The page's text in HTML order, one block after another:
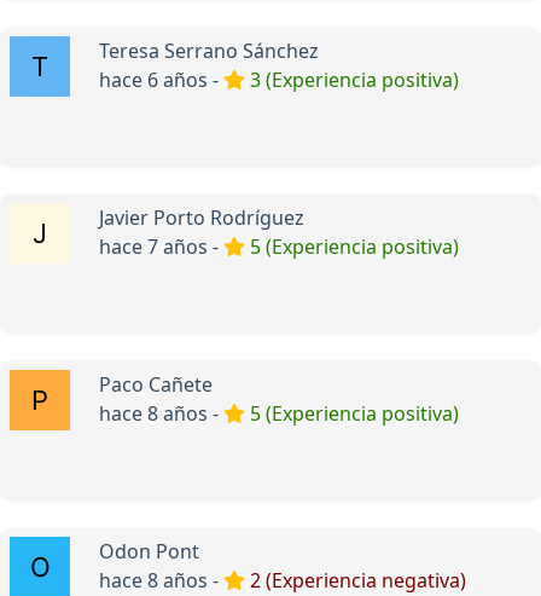
Teresa Serrano Sánchez
hace 6 años -
3 (Experiencia positiva)
Javier Porto Rodríguez
hace 7 años -
5 (Experiencia positiva)
Paco Cañete
hace 8 años -
5 (Experiencia positiva)
Odon Pont
hace 8 años -
2 (Experiencia negativa)